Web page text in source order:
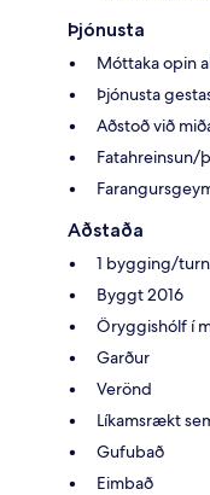
Þjónusta
Móttaka opin
Þjónusta
Aðstoð við
Fatahreinsun/
Aðstaða
1 bygging/turn
Byggt 2016
Öryggishólf í
Garður
Verönd
Líkamsrækt
Gufubað
Eimbað